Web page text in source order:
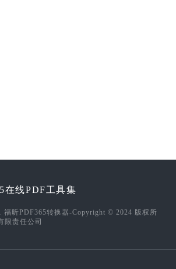
在线PDF工具集
福昕PDF365转换器-Copyright © 2024 版权所
限责任公司